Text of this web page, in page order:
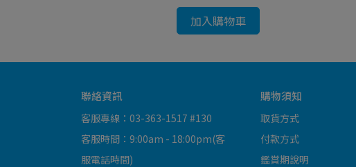
加入購物車
聯絡資訊
客服專線：03-363-1517 #130
客服時間：9:00am - 18:00pm(客
服電話時間)
購物須知
取貨方式
付款方式
鑑賞期說明